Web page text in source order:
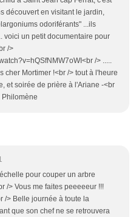
découvert en visitant le jardin,
odoriférants" ...ils
voici un petit documentaire pour
/>
/> .....
cher Mortimer !<br /> tout à l'heure
et soirée de prière à l'Ariane -<br
Philomène
pour couper un arbre
/> Vous me faites peeeeeur !!!
/> Belle journée à toute la
que son chef ne se retrouvera